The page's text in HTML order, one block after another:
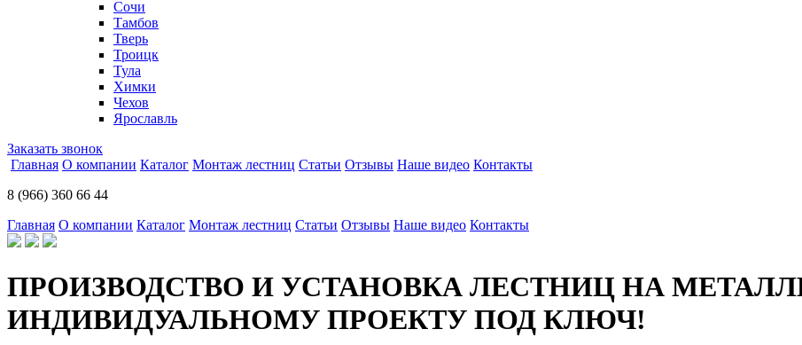
Сочи
Тамбов
Тверь
Троицк
Тула
Химки
Чехов
Ярославль
Заказать звонок
Главная О компании Каталог Монтаж лестниц Статьи Отзывы Наше видео Контакты
8 (966) 360 66 44
Главная О компании Каталог Монтаж лестниц Статьи Отзывы Наше видео Контакты
ПРОИЗВОДСТВО И УСТАНОВКА ЛЕСТНИЦ НА
ИНДИВИДУАЛЬНОМУ ПРОЕКТУ ПОД КЛЮЧ!